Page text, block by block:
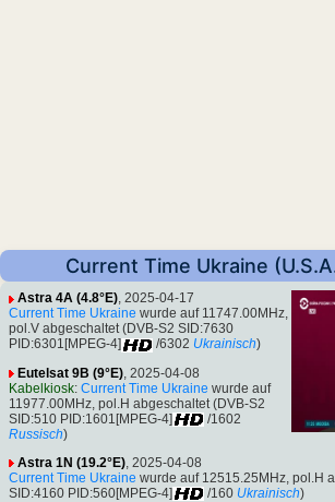
Current Time Ukraine
Astra 4A (4.8°E), 2025-04-17
Current Time Ukraine wurde auf 11747.00MHz,
pol.V abgeschaltet (DVB-S2 SID:7630
PID:6301[MPEG-4]
/6302 Ukrainisch)
Eutelsat 9B (9°E) , 2025-04-08
Kabelkiosk: Current Time Ukraine wurde auf
11977.00MHz, pol.H abgeschaltet (DVB-S2
SID:510 PID:1601[MPEG-4]
/1602
Russisch)
Astra 1N (19.2°E), 2025-04-08
Current Time Ukraine wurde auf 12515.25MHz, pol.H
SID:4160 PID:560[MPEG-4]
/160 Ukrainisch)